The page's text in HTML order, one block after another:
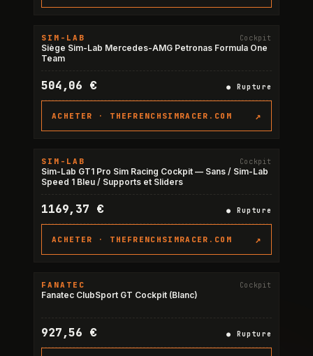
RUPTURE
SIM-LAB Cockpit
Siège Sim-Lab Mercedes-AMG Petronas Formula One
Team
504,06 € ● Rupture
ACHETER · THEFRENCHSIMRACER.COM ↗
RUPTURE
SIM-LAB Cockpit
Sim-Lab GT1 Pro Sim Racing Cockpit — Sans / Sim-Lab
Speed 1 Bleu / Supports et Sliders
1169,37 € ● Rupture
ACHETER · THEFRENCHSIMRACER.COM ↗
RUPTURE
FANATEC Cockpit
Fanatec ClubSport GT Cockpit (Blanc)
927,56 € ● Rupture